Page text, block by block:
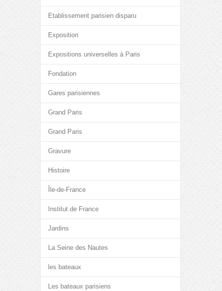
Etablissement parisien disparu
Exposition
Expositions universelles à Paris
Fondation
Gares parisiennes
Grand Paris
Grand Paris
Gravure
Histoire
Île-de-France
Institut de France
Jardins
La Seine des Nautes
les bateaux
Les bateaux parisiens